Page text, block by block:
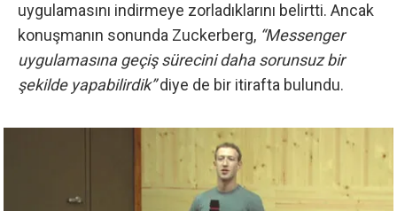
uygulamasını indirmeye zorladıklarını belirtti. Ancak
konuşmanın sonunda Zuckerberg, “Messenger
uygulamasına geçiş sürecini daha sorunsuz bir
şekilde yapabilirdik”diye de bir itirafta bulundu.